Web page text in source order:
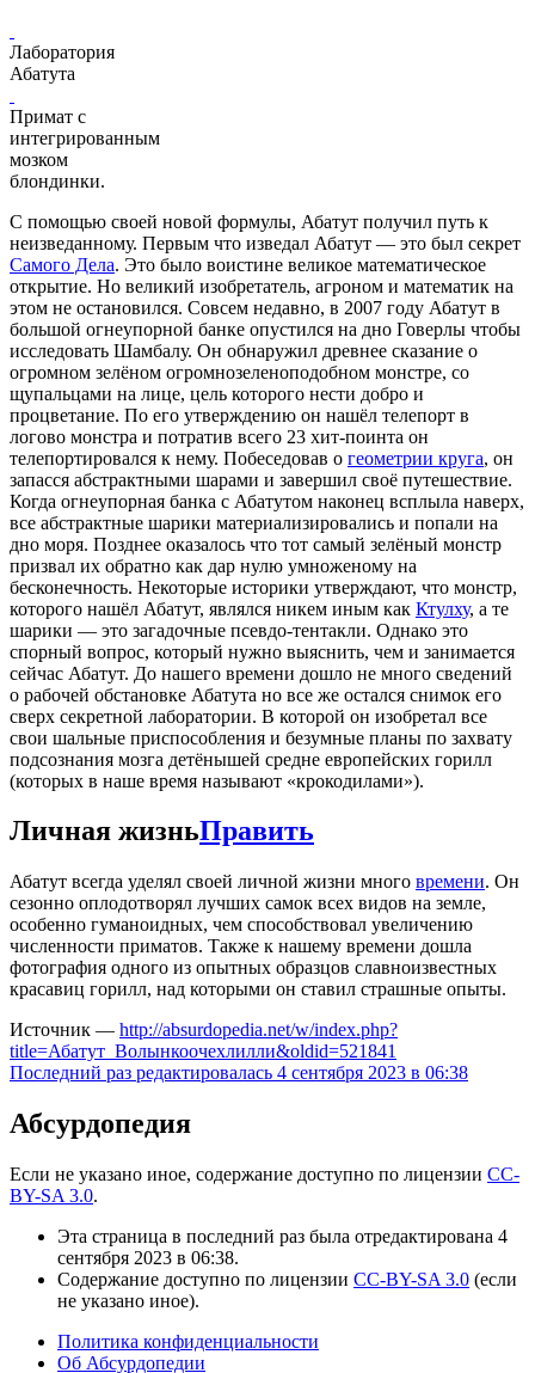
Лаборатория
Абатута
Примат с
интегрированным
мозком
блондинки.
С помощью своей новой формулы, Абатут получил путь к
неизведанному. Первым что изведал Абатут — это был секрет
Самого Дела. Это было воистине великое математическое
открытие. Но великий изобретатель, агроном и математик на
этом не остановился. Совсем недавно, в 2007 году Абатут в
большой огнеупорной банке опустился на дно Говерлы чтобы
исследовать Шамбалу. Он обнаружил древнее сказание о
огромном зелёном огромнозеленоподобном монстре, со
щупальцами на лице, цель которого нести добро и
процветание. По его утверждению он нашёл телепорт в
логово монстра и потратив всего 23 хит-поинта он
телепортировался к нему. Побеседовав о геометрии круга, он
запасся абстрактными шарами и завершил своё путешествие.
Когда огнеупорная банка с Абатутом наконец всплыла наверх,
все абстрактные шарики материализировались и попали на
дно моря. Позднее оказалось что тот самый зелёный монстр
призвал их обратно как дар нулю умноженому на
бесконечность. Некоторые историки утверждают, что монстр,
которого нашёл Абатут, являлся никем иным как Ктулху, а те
шарики — это загадочные псевдо-тентакли. Однако это
спорный вопрос, который нужно выяснить, чем и занимается
сейчас Абатут. До нашего времени дошло не много сведений
о рабочей обстановке Абатута но все же остался снимок его
сверх секретной лаборатории. В которой он изобретал все
свои шальные приспособления и безумные планы по захвату
подсознания мозга детёнышей средне европейских горилл
(которых в наше время называют «крокодилами»).
Личная жизньПравить
Абатут всегда уделял своей личной жизни много времени. Он
сезонно оплодотворял лучших самок всех видов на земле,
особенно гуманоидных, чем способствовал увеличению
численности приматов. Также к нашему времени дошла
фотография одного из опытных образцов славноизвестных
красавиц горилл, над которыми он ставил страшные опыты.
Источник — http://absurdopedia.net/w/index.php?
title=Абатут_Волынкоочехлилли&oldid=521841
Последний раз редактировалась 4 сентября 2023 в 06:38
Абсурдопедия
Если не указано иное, содержание доступно по лицензии CC-
BY-SA 3.0.
Эта страница в последний раз была отредактирована 4
сентября 2023 в 06:38.
Содержание доступно по лицензии CC-BY-SA 3.0 (если
не указано иное).
Политика конфиденциальности
Об Абсурдопедии